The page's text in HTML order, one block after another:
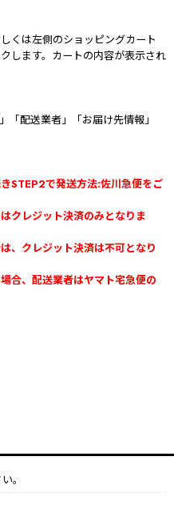
くは左側のショッピングカート
します。カートの内容が表示され
「配送業者」「お届け先情報」
STEP2で発送方法:佐川急便をご
クレジット決済のみとなりま
、クレジット決済は不可となり
合、配送業者はヤマト宅急便の
。